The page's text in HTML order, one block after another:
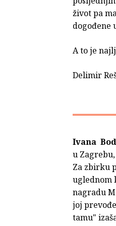
život pa
dogođene
A to je
Delimir
Ivana
u
Za zbirku
uglednom
nagradu
joj
tamu"